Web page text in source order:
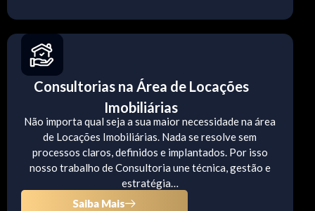
Consultorias na Área de Locações
Imobiliárias
Não importa qual seja a sua maior necessidade na área
de Locações Imobiliárias. Nada se resolve sem
processos claros, definidos e implantados. Por isso
nosso trabalho de Consultoria une técnica, gestão e
estratégia…
Saiba Mais